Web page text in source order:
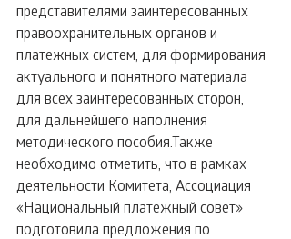
представителями заинтересованных
правоохранительных органов и
платежных систем, для формирования
актуального и понятного материала
для всех заинтересованных сторон,
для дальнейшего наполнения
методического пособия.Также
необходимо отметить, что в рамках
деятельности Комитета, Ассоциация
«Национальный платежный совет»
подготовила предложения по